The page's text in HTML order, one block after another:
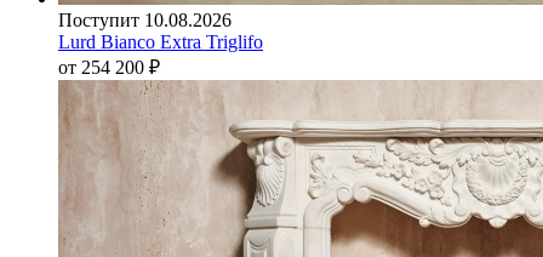
Поступит 10.08.2026
Lurd Bianco Extra Triglifo
от 254 200 ₽